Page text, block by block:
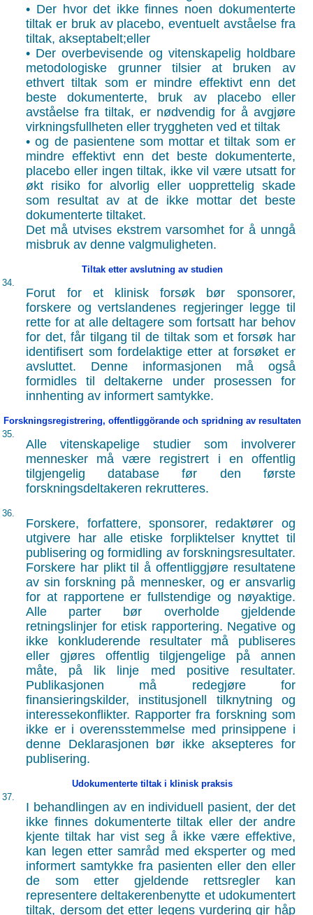
• Der hvor det ikke finnes noen dokumenterte
tiltak er bruk av placebo, eventuelt avståelse fra
tiltak, akseptabelt;eller
• Der overbevisende og vitenskapelig holdbare
metodologiske grunner tilsier at bruken av
ethvert tiltak som er mindre effektivt enn det
beste dokumenterte, bruk av placebo eller
avståelse fra tiltak, er nødvendig for å avgjøre
virkningsfullheten eller tryggheten ved et tiltak
• og de pasientene som mottar et tiltak som er
mindre effektivt enn det beste dokumenterte,
placebo eller ingen tiltak, ikke vil være utsatt for
økt risiko for alvorlig eller uopprettelig skade
som resultat av at de ikke mottar det beste
dokumenterte tiltaket.
Det må utvises ekstrem varsomhet for å unngå
misbruk av denne valgmuligheten.
Tiltak etter avslutning av studien
34.
Forut for et klinisk forsøk bør sponsorer,
forskere og vertslandenes regjeringer legge til
rette for at alle deltagere som fortsatt har behov
for det, får tilgang til de tiltak som et forsøk har
identifisert som fordelaktige etter at forsøket er
avsluttet. Denne informasjonen må også
formidles til deltakerne under prosessen for
innhenting av informert samtykke.
Forskningsregistrering, offentliggörande och spridning av resultaten
35.
Alle vitenskapelige studier som involverer
mennesker må være registrert i en offentlig
tilgjengelig database før den første
forskningsdeltakeren rekrutteres.
36.
Forskere, forfattere, sponsorer, redaktører og
utgivere har alle etiske forpliktelser knyttet til
publisering og formidling av forskningsresultater.
Forskere har plikt til å offentliggjøre resultatene
av sin forskning på mennesker, og er ansvarlig
for at rapportene er fullstendige og nøyaktige.
Alle parter bør overholde gjeldende
retningslinjer for etisk rapportering. Negative og
ikke konkluderende resultater må publiseres
eller gjøres offentlig tilgjengelige på annen
måte, på lik linje med positive resultater.
Publikasjonen må redegjøre for
finansieringskilder, institusjonell tilknytning og
interessekonflikter. Rapporter fra forskning som
ikke er i overensstemmelse med prinsippene i
denne Deklarasjonen bør ikke aksepteres for
publisering.
Udokumenterte tiltak i klinisk praksis
37.
I behandlingen av en individuell pasient, der det
ikke finnes dokumenterte tiltak eller der andre
kjente tiltak har vist seg å ikke være effektive,
kan legen etter samråd med eksperter og med
informert samtykke fra pasienten eller den eller
de som etter gjeldende rettsregler kan
representere deltakerenbenytte et udokumentert
tiltak, dersom det etter legens vurdering gir håp